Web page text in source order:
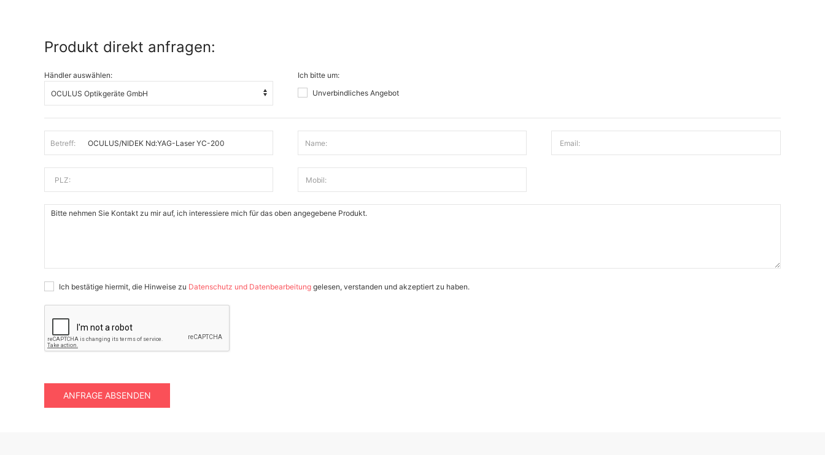
Produkt direkt anfragen:
Händler auswählen:
Ich bitte um:
Unverbindliches Angebot
Betreff: Name: Email:
PLZ: Mobil:
Ich bestätige hiermit, die Hinweise zu Datenschutz und Datenbearbeitung gelesen, verstanden und akzeptiert zu haben.
ANFRAGE ABSENDEN